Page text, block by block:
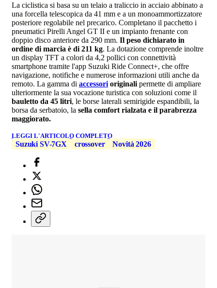
La ciclistica si basa su un telaio a traliccio in acciaio abbinato a
una forcella telescopica da 41 mm e a un monoammortizzatore
posteriore regolabile nel precarico. Completano il pacchetto i
pneumatici Pirelli Angel GT II e un impianto frenante con
doppio disco anteriore da 290 mm. Il peso dichiarato in
ordine di marcia è di 211 kg. La dotazione comprende inoltre
un display TFT a colori da 4,2 pollici con connettività
smartphone tramite l'app Suzuki Ride Connect+, che offre
navigazione, notifiche e numerose informazioni utili anche da
remoto. La gamma di accessori originali permette di ampliare
ulteriormente la sua vocazione turistica con soluzioni come il
bauletto da 45 litri, le borse laterali semirigide espandibili, la
borsa da serbatoio, la sella comfort rialzata e il parabrezza
maggiorato.
LEGGI L'ARTICOLO COMPLETO
Suzuki SV-7GX crossover Novità 2026